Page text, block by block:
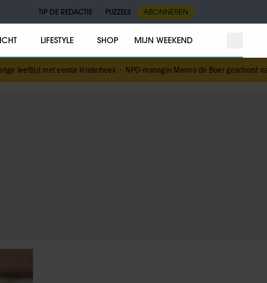
TIP DE REDACTIE PUZZELS ABONNEREN
LIFESTYLE SHOP MIJN WEEKEND
eerste kinderboek•NPO-manager Menno de Boer geschorst na versturen